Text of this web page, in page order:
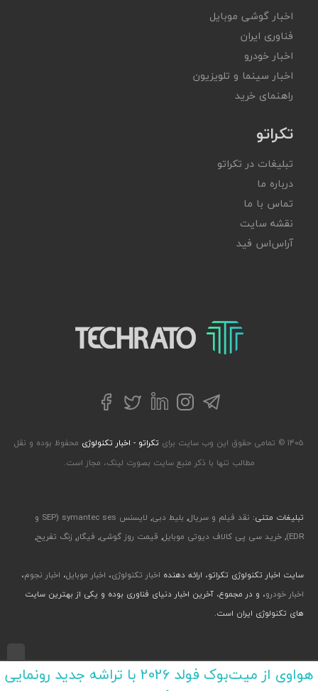
اخبار گوشی موبایل
فناوری ایران
اخبار خودرو
اخبار سینما و تلویزیون
راهنمای خرید
تکراتو
تبلیغات در تکراتو
درباره ما
تماس با ما
نقشه سایت
آر‌اس‌اس فید
تکراتو – زندگی با تکنولوژی
تلگراماینستاگرام
لینکداینتوییترفیسبوک
۱۴۰۵ © تمامی حقوق این وب سایت برای تکراتو - اخبار تکنولوژی محفوظ بوده و نقل
مطالب تنها با ذکر منبع سایت بصورت لینک، مجاز است.
تبلیغات متنی: نقد فیلم و سریال, بلیط دبی,
لایسنس symantec ses (SEP و
EDR)
, خرید سی پی کالاف دیوتی موبایل, قیمت روز گوشی, فیگار, زنگ تفریح,
سایت اخبار تکنولوژی تکراتو، ارائه دهنده اخبار تکنولوژی، اخبار موبایل، اخبار نجوم،
اخبار خودرو، و در مجموع، آخرین اخبار دنیای فناوری بوده و یکی از بهترین سایت
های تکنولوژی ایران است.
طراحی رابط کاربری و تجربی توسط جواد صابری، گروه افرو - اجرا با طراحی وب پارسا
هواوی از میت‌بوک فولد 2026 با تراشه جدید رونمایی